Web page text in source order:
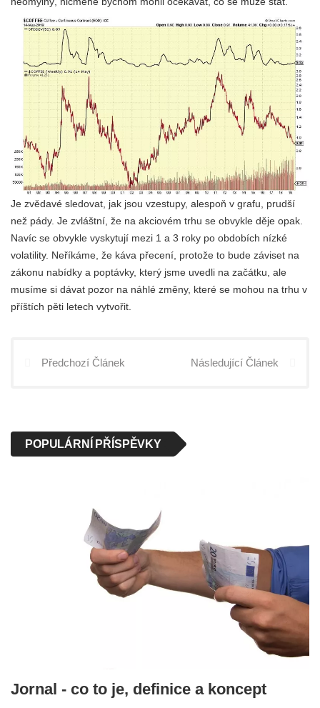
Je zvědavé sledovat, jak jsou vzestupy, alespoň v grafu, prudší
než pády. Je zvláštní, že na akciovém trhu se obvykle děje opak.
Navíc se obvykle vyskytují mezi 1 a 3 roky po obdobích nízké
volatility. Neříkáme, že káva přecení, protože to bude záviset na
zákonu nabídky a poptávky, který jsme uvedli na začátku, ale
musíme si dávat pozor na náhlé změny, které se mohou na trhu v
příštích pěti letech vytvořit.
Předchozí Článek Následující Článek
POPULÁRNÍ PŘÍSPĚVKY
Jornal - co to je, definice a koncept